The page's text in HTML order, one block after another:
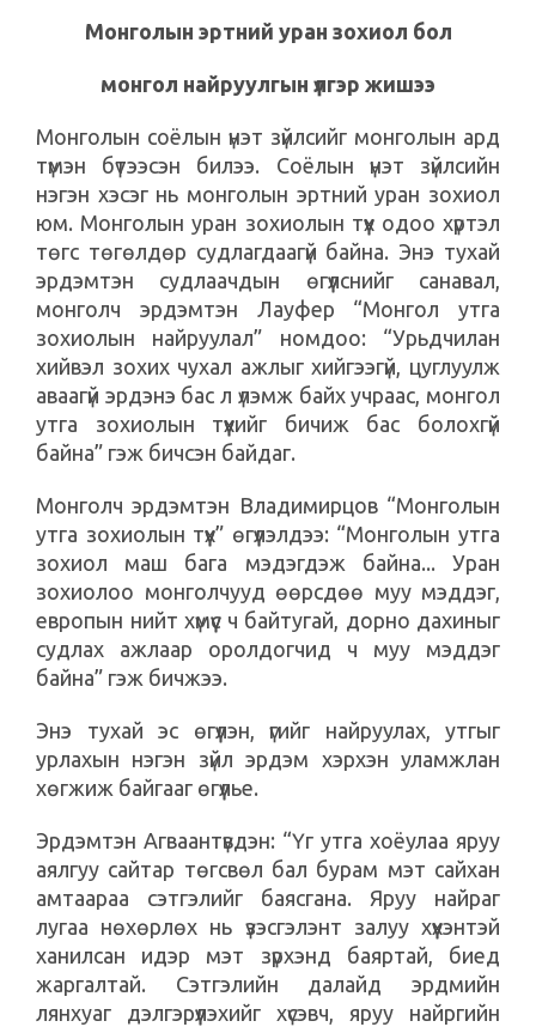
Монголын эртний уран зохиол бол
монгол найруулгын үлгэр жишээ
Монголын соёлын үнэт зүйлсийг монголын ард
түмэн бүтээсэн билээ. Соёлын үнэт зүйлсийн
нэгэн хэсэг нь монголын эртний уран зохиол
юм. Монголын уран зохиолын түүх одоо хүртэл
төгс төгөлдөр судлагдаагүй байна. Энэ тухай
эрдэмтэн судлаачдын өгүүлснийг санавал,
монголч эрдэмтэн Лауфер “Монгол утга
зохиолын найруулал” номдоо: “Урьдчилан
хийвэл зохих чухал ажлыг хийгээгүй, цуглуулж
аваагүй эрдэнэ бас л үлэмж байх учраас, монгол
утга зохиолын түүхийг бичиж бас болохгүй
байна” гэж бичсэн байдаг.
Монголч эрдэмтэн Владимирцов “Монголын
утга зохиолын түүх” өгүүлэлдээ: “Монголын утга
зохиол маш бага мэдэгдэж байна... Уран
зохиолоо монголчууд өөрсдөө муу мэддэг,
европын нийт хүмүүс ч байтугай, дорно дахиныг
судлах ажлаар оролдогчид ч муу мэддэг
байна” гэж бичжээ.
Энэ тухай эс өгүүлэн, үгийг найруулах, утгыг
урлахын нэгэн зүйл эрдэм хэрхэн уламжлан
хөгжиж байгааг өгүүлье.
Эрдэмтэн Агваантүвдэн: “Үг утга хоёулаа яруу
аялгуу сайтар төгсвөл бал бурам мэт сайхан
амтаараа сэтгэлийг баясгана. Яруу найраг
лугаа нөхөрлөх нь үзэсгэлэнт залуу хүүхэнтэй
ханилсан идэр мэт зүрхэнд баяртай, биед
жаргалтай. Сэтгэлийн далайд эрдмийн
лянхуаг дэлгэрүүлэхийг хүсэвч, яруу найргийн